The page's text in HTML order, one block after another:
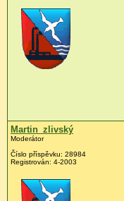
Martin_zlivský
Moderátor
Číslo příspěvku: 28984
Registrován: 4-2003